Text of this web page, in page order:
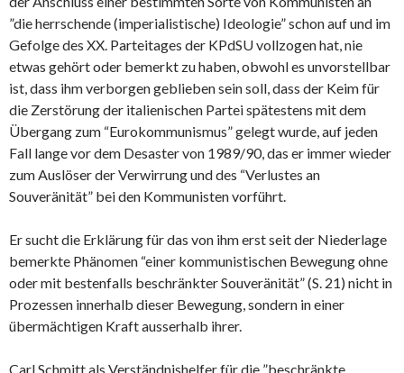
”die herrschende (imperialistische) Ideologie” schon auf und im
Gefolge des XX. Parteitages der KPdSU vollzogen hat, nie
etwas gehört oder bemerkt zu haben, obwohl es unvorstellbar
ist, dass ihm verborgen geblieben sein soll, dass der Keim für
die Zerstörung der italienischen Partei spätestens mit dem
Übergang zum “Eurokommunismus” gelegt wurde, auf jeden
Fall lange vor dem Desaster von 1989/90, das er immer wieder
zum Auslöser der Verwirrung und des “Verlustes an
Souveränität” bei den Kommunisten vorführt.
Er sucht die Erklärung für das von ihm erst seit der Niederlage
bemerkte Phänomen “einer kommunistischen Bewegung ohne
oder mit bestenfalls beschränkter Souveränität” (S. 21) nicht in
Prozessen innerhalb dieser Bewegung, sondern in einer
übermächtigen Kraft ausserhalb ihrer.
Carl Schmitt als Verständnishelfer für die ”beschränkte